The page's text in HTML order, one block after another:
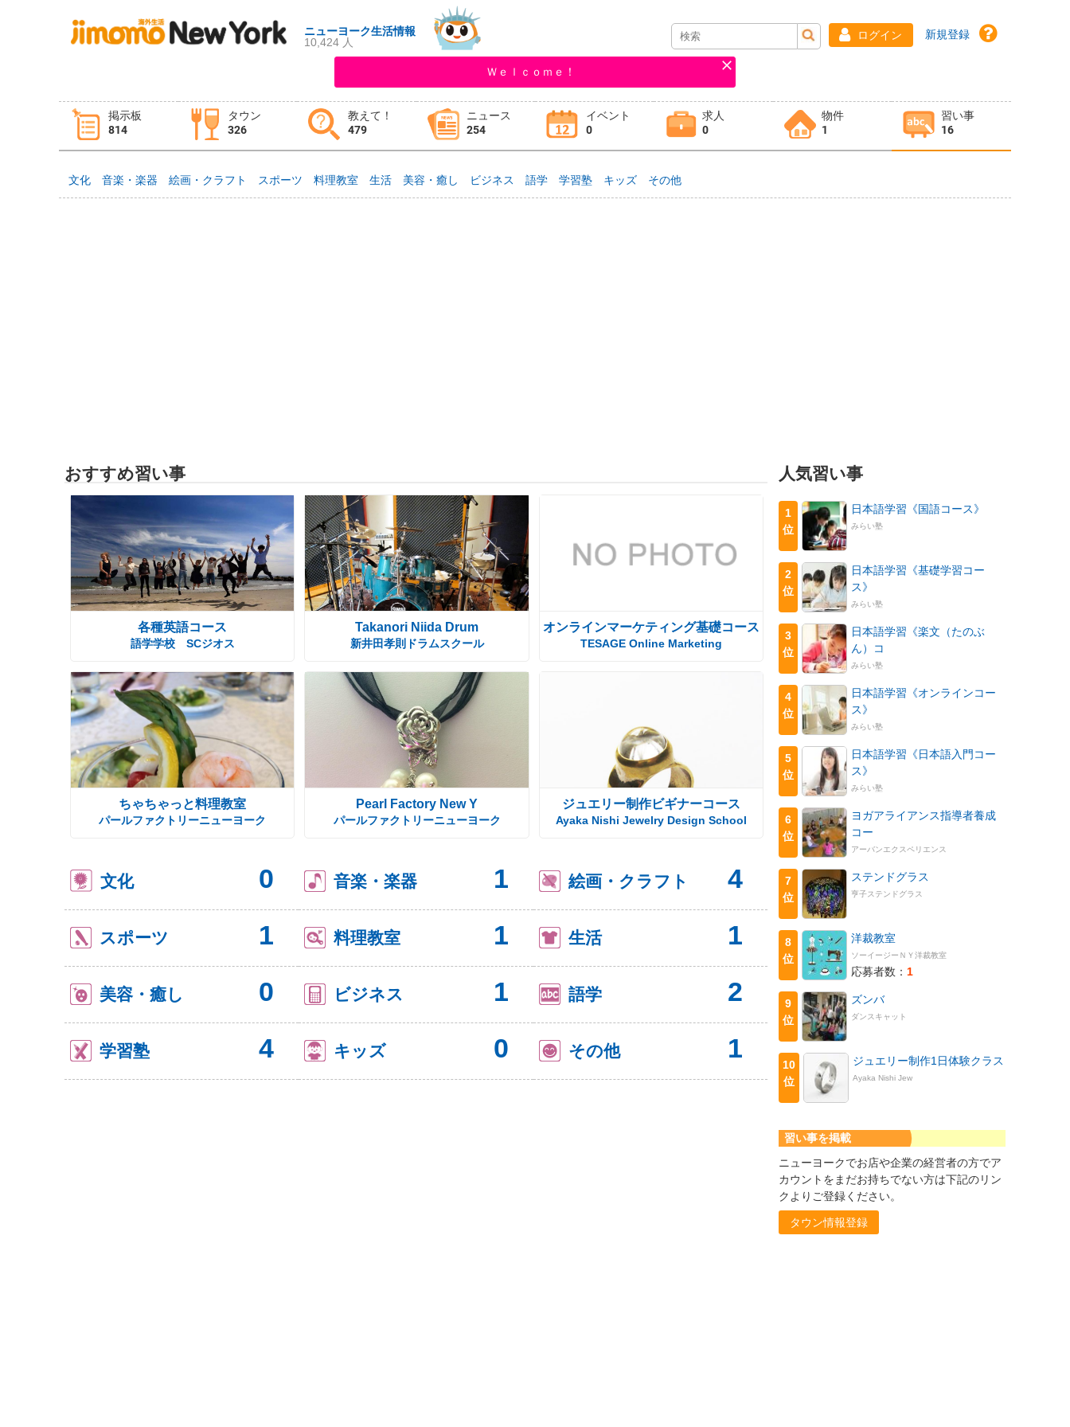
ニューヨーク生活情報
10,424 人
ログイン 新規登録
Ｗｅｌｃｏｍｅ！
掲示板
814
タウン
326
教えて！
479
ニュース
254
イベント
0
求人
0
物件
1
習い事
16
タウン情報
文化 音楽・楽器 絵画・クラフト スポーツ 料理教室 生活 美容・癒し ビジネス 語学 学習塾 キッズ その他
おすすめ習い事
各種英語コース
語学学校 SCジオス
Takanori Niida Drum
新井田孝則ドラムスクール
オンラインマーケティング基礎コース
TESAGE Online Marketing
ちゃちゃっと料理教室
パールファクトリーニューヨーク
Pearl Factory New Y
パールファクトリーニューヨーク
ジュエリー制作ビギナーコース
Ayaka Nishi Jewelry Design School
文化 0 音楽・楽器 1 絵画・クラフト 4
スポーツ 1 料理教室 1 生活 1
美容・癒し 0 ビジネス 1 語学 2
学習塾 4 キッズ 0 その他 1
人気習い事
1
位
日本語学習《国語コース》
みらい塾
2
位
日本語学習《基礎学習コー
ス》
みらい塾
3
位
日本語学習《楽文（たのぶ
ん）コ
みらい塾
4
位
日本語学習《オンラインコー
ス》
みらい塾
5
位
日本語学習《日本語入門コー
ス》
みらい塾
6
位
ヨガアライアンス指導者養成
コー
アーバンエクスペリエンス
7
位
ステンドグラス
亨子ステンドグラス
8
位
洋裁教室
ソーイージーＮＹ洋裁教室
応募者数： 1
9
位
ズンバ
ダンスキャット
10
位
ジュエリー制作1日体験クラス
Ayaka Nishi Jew
習い事を掲載
ニューヨークでお店や企業の経営者の方でア
カウントをまだお持ちでない方は下記のリン
クよりご登録ください。
タウン情報登録